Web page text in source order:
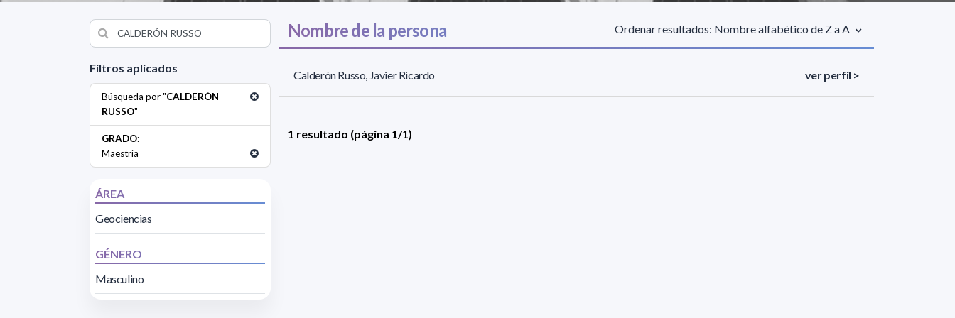
Filtros aplicados
Búsqueda por "CALDERÓN
RUSSO"
GRADO:
Maestría
ÁREA
Geociencias
GÉNERO
Masculino
Nombre de la persona Ordenar resultados: Nombre alfabético de Z a A
Calderón Russo, Javier Ricardo ver perfil >
1 resultado (página 1/1)